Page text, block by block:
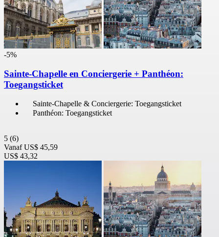
-5%
Sainte-Chapelle en Conciergerie + Panthéon:
Toegangsticket
Sainte-Chapelle & Conciergerie: Toegangsticket
Panthéon: Toegangsticket
5 (6)
Vanaf US$ 45,59
US$ 43,32